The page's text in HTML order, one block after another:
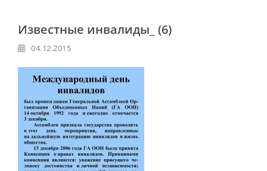
Известные инвалиды_ (6)
04.12.2015